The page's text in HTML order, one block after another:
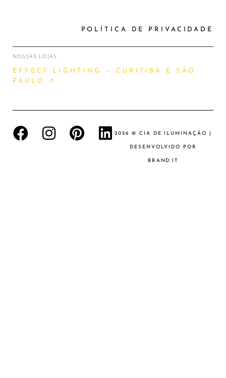
POLÍTICA DE PRIVACIDADE
NOSSAS LOJAS
EFFECT LIGHTING — CURITIBA E SÃO
PAULO ↗
2026 © CIA DE ILUMINAÇÃO |
DESENVOLVIDO POR
BRAND.IT